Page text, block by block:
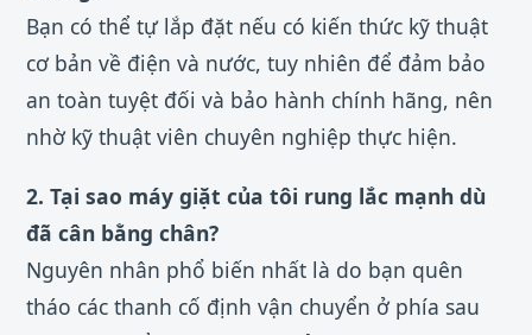
Bạn có thể tự lắp đặt nếu có kiến thức kỹ thuật
cơ bản về điện và nước, tuy nhiên để đảm bảo
an toàn tuyệt đối và bảo hành chính hãng, nên
nhờ kỹ thuật viên chuyên nghiệp thực hiện.
2. Tại sao máy giặt của tôi rung lắc mạnh dù
đã cân bằng chân?
Nguyên nhân phổ biến nhất là do bạn quên
tháo các thanh cố định vận chuyển ở phía sau